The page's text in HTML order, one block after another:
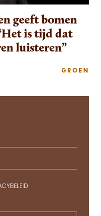
geeft bomen
is tijd dat
luisteren”
GROEN